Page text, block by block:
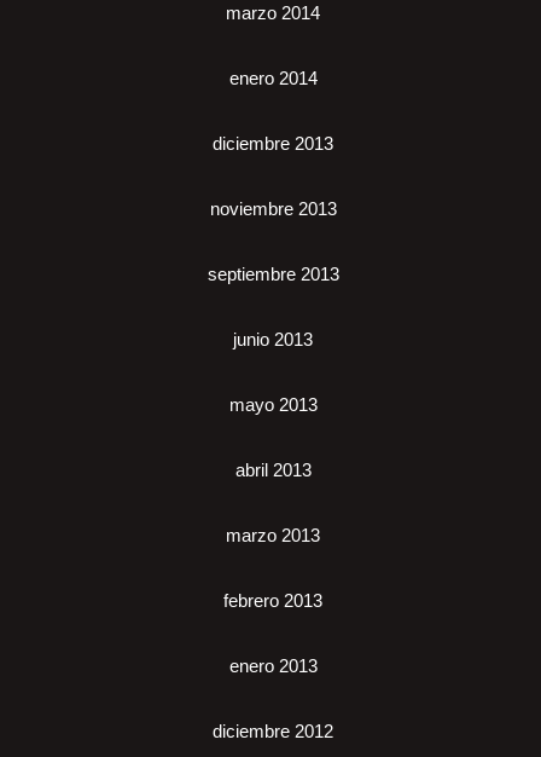
marzo 2014
enero 2014
diciembre 2013
noviembre 2013
septiembre 2013
junio 2013
mayo 2013
abril 2013
marzo 2013
febrero 2013
enero 2013
diciembre 2012